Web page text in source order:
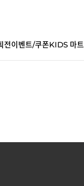
전이벤트/쿠폰KIDS 마트